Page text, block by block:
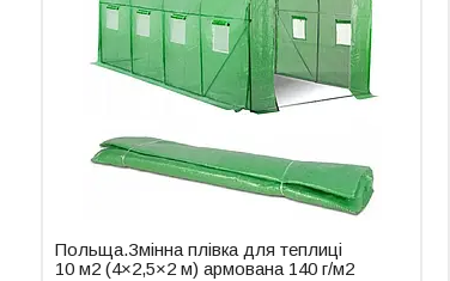
Польща.Змінна плівка для теплиці
10 м2 (4×2,5×2 м) армована 140 г/м2